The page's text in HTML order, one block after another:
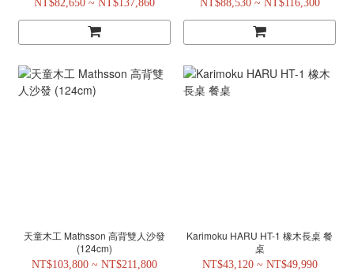
NT$82,650 ~ NT$137,860 NT$88,530 ~ NT$116,300
天童木工 Mathsson 高背雙人沙發
(124cm)
NT$103,800 ~ NT$211,800
Karimoku HARU HT-1 橡木長桌 餐
桌
NT$43,120 ~ NT$49,990